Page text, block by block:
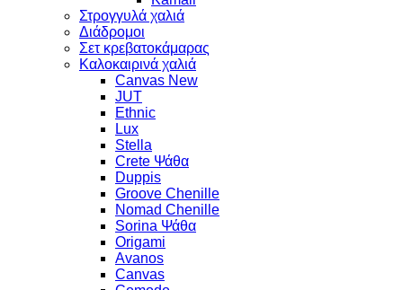
Στρογγυλά χαλιά
Διάδρομοι
Σετ κρεβατοκάμαρας
Καλοκαιρινά χαλιά
Canvas New
JUT
Ethnic
Lux
Stella
Crete Ψάθα
Duppis
Groove Chenille
Nomad Chenille
Sorina Ψάθα
Origami
Avanos
Canvas